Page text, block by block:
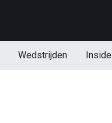
Wedstrijden Inside